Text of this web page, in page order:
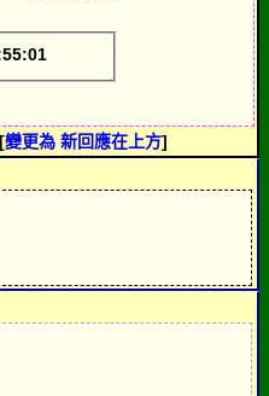
變更為 新回應在上方]